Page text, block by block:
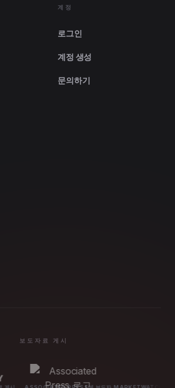
계정
로그인
계정 생성
문의하기
보도자료 게시